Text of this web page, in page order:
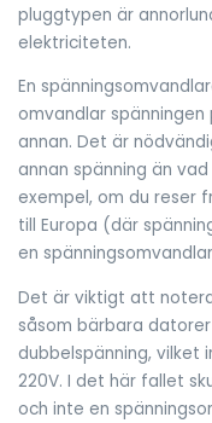
pluggtypen är
elektriciteten.
En
omvandlar
annan. Det är
annan spänning än
exempel, om du reser
till Europa (där
en
Det är viktigt att
såsom bärbara
dubbelspänning, vilket
220V. I det här fallet
och inte en